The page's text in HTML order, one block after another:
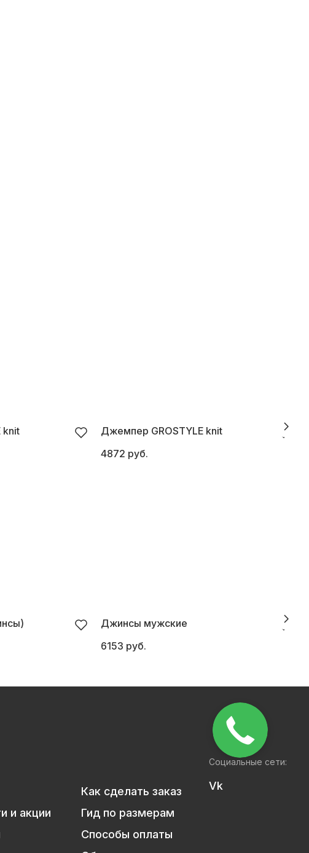
knit
Джемпер GROSTYLE knit
4872 руб.
Джинсы мужские
6153 руб.
и акции
Как сделать заказ
Гид по размерам
Способы оплаты
Социальные сети:
Vk